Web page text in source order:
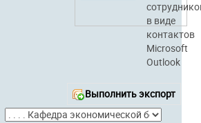
в виде
контактов
Microsoft
Outlook
Выполнить экспорт